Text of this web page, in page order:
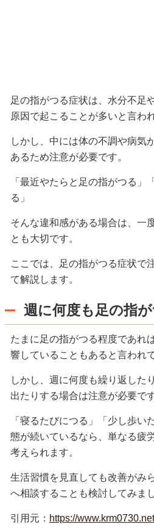
足の指がつる症状は、水分不足
原因で起こることが多いと言わ
しかし、中には体の不調や病気
あるため注意が必要です。
「最近やたらと足の指がつる」
る」
そんな違和感がある場合は、一
とも大切です。
ここでは、足の指がつる症状で
て解説します。
週に何度も足の指
たまに足の指がつる程度であれ
響していることもあると言われ
しかし、週に何度も繰り返した
出たりする場合は注意が必要です
「寝るたびにつる」「少し歩い
態が続いているなら、単なる疲
考えられます。
生活習慣を見直しても改善がみ
へ相談することも検討してみま
引用元： https://